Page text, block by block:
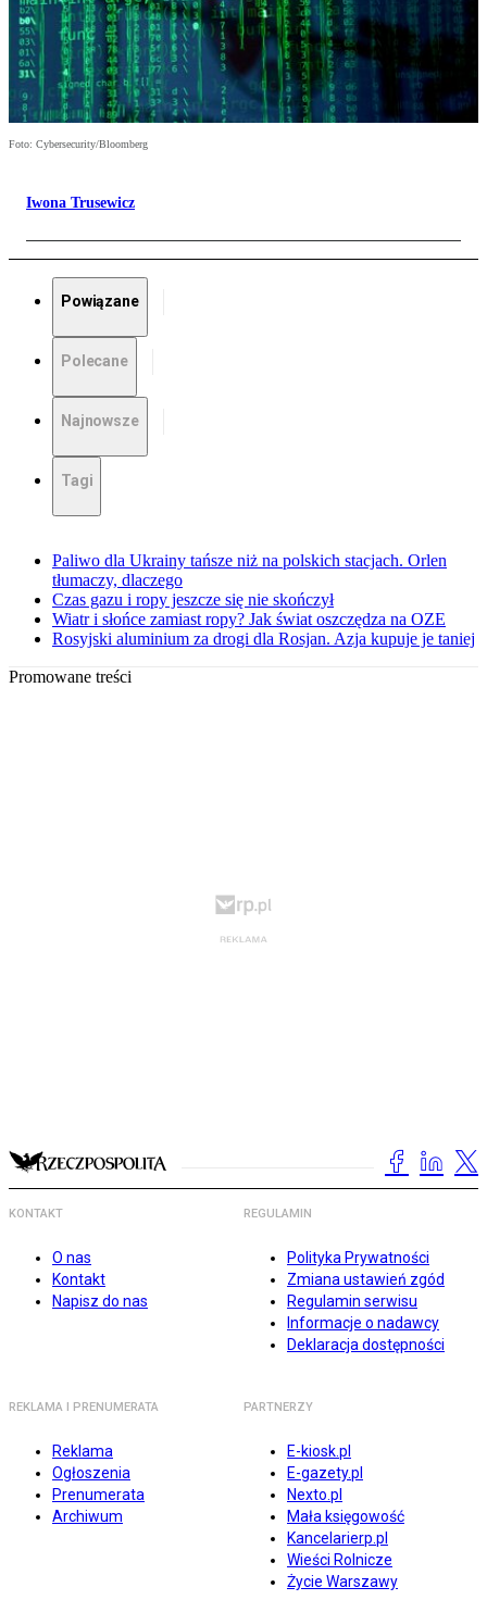
Foto: Cybersecurity/Bloomberg
Iwona Trusewicz
Powiązane
Polecane
Najnowsze
Tagi
Paliwo dla Ukrainy tańsze niż na polskich stacjach. Orlen
tłumaczy, dlaczego
Czas gazu i ropy jeszcze się nie skończył
Wiatr i słońce zamiast ropy? Jak świat oszczędza na OZE
Rosyjski aluminium za drogi dla Rosjan. Azja kupuje je taniej
Promowane treści
KONTAKT
O nas
Kontakt
Napisz do nas
REGULAMIN
Polityka Prywatności
Zmiana ustawień zgód
Regulamin serwisu
Informacje o nadawcy
Deklaracja dostępności
REKLAMA I PRENUMERATA
Reklama
Ogłoszenia
Prenumerata
Archiwum
PARTNERZY
E-kiosk.pl
E-gazety.pl
Nexto.pl
Mała księgowość
Kancelarierp.pl
Wieści Rolnicze
Życie Warszawy